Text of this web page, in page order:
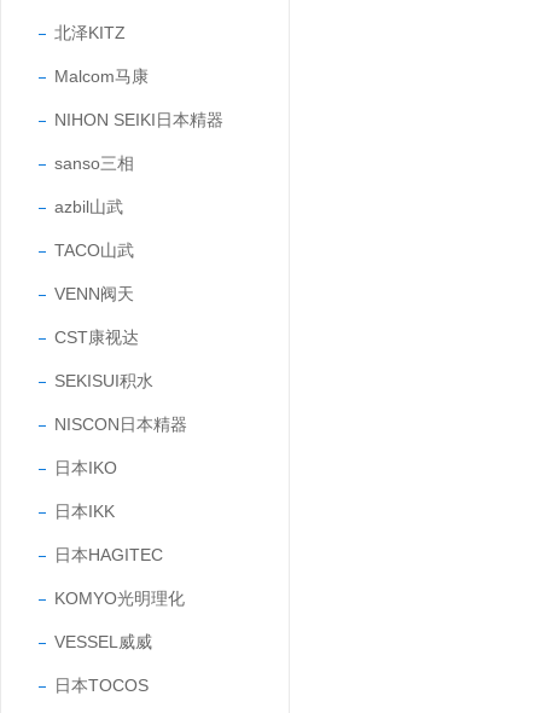
北泽KITZ
Malcom马康
NIHON SEIKI日本精器
sanso三相
azbil山武
TACO山武
VENN阀天
CST康视达
SEKISUI积水
NISCON日本精器
日本IKO
日本IKK
日本HAGITEC
KOMYO光明理化
VESSEL威威
日本TOCOS